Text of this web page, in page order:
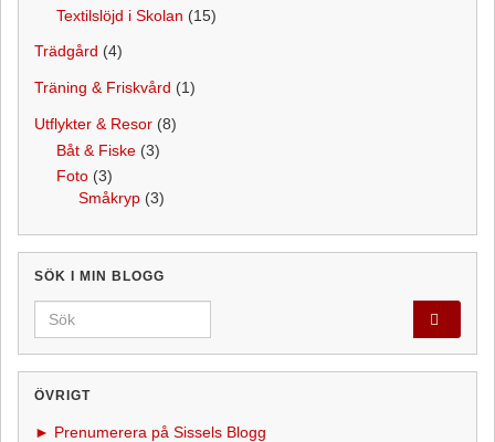
Textilslöjd i Skolan (15)
Trädgård (4)
Träning & Friskvård (1)
Utflykter & Resor (8)
Båt & Fiske (3)
Foto (3)
Småkryp (3)
SÖK I MIN BLOGG
Search for:
ÖVRIGT
► Prenumerera på Sissels Blogg